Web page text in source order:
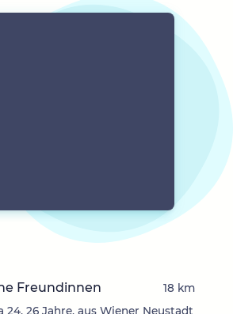
Freundinnen
24, 26 Jahre, aus Wiener Neustadt
18 km